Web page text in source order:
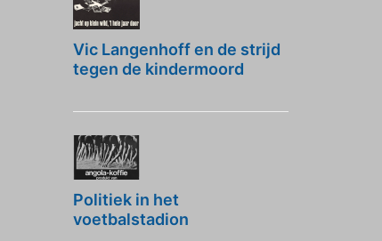
Vic Langenhoff en de strijd
tegen de kindermoord
Politiek in het
voetbalstadion